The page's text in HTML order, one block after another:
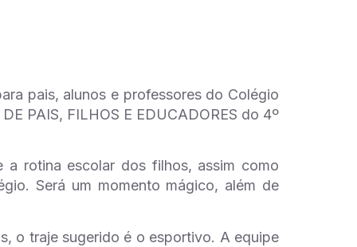
pais, alunos e professores do Colégio
PAIS, FILHOS E EDUCADORES do 4º
a rotina escolar dos filhos, assim como
Será um momento mágico, além de
o traje sugerido é o esportivo. A equipe